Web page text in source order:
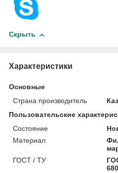
Скрыть
Характеристики
Основные
Страна производитель
Пользовательские
Состояние
Материал
ГОСТ / ТУ